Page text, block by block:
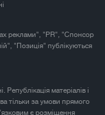
реклами", "PR", "Спонсор
"Позиція" публікуються
Републікація матеріалів і
тільки за умови прямого
є розміщення